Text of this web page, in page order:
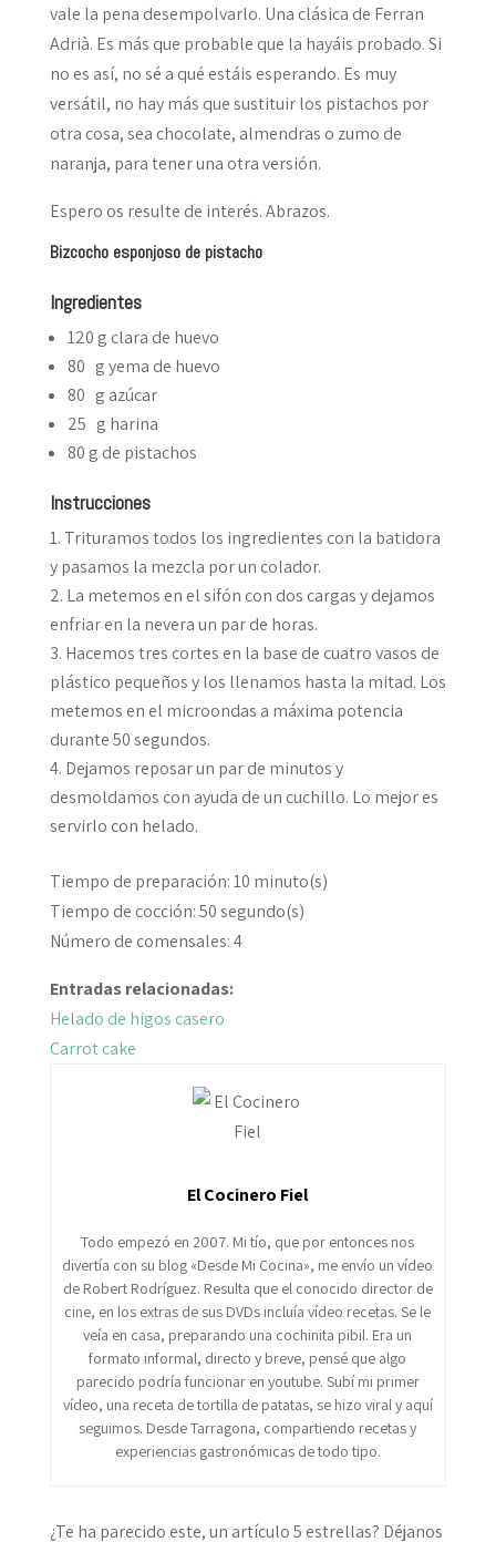
vale la pena desempolvarlo. Una clásica de Ferran
Adrià. Es más que probable que la hayáis probado. Si
no es así, no sé a qué estáis esperando. Es muy
versátil, no hay más que sustituir los pistachos por
otra cosa, sea chocolate, almendras o zumo de
naranja, para tener una otra versión.
Espero os resulte de interés. Abrazos.
Bizcocho esponjoso de pistacho
Ingredientes
120 g clara de huevo
80 g yema de huevo
80 g azúcar
25 g harina
80 g de pistachos
Instrucciones
Trituramos todos los ingredientes con la batidora
y pasamos la mezcla por un colador.
La metemos en el sifón con dos cargas y dejamos
enfriar en la nevera un par de horas.
Hacemos tres cortes en la base de cuatro vasos de
plástico pequeños y los llenamos hasta la mitad. Los
metemos en el microondas a máxima potencia
durante 50 segundos.
Dejamos reposar un par de minutos y
desmoldamos con ayuda de un cuchillo. Lo mejor es
servirlo con helado.
Tiempo de preparación:10 minuto(s)
Tiempo de cocción:50segundo(s)
Número de comensales:4
Entradas relacionadas:
Helado de higos casero
Carrot cake
El Cocinero Fiel
Todo empezó en 2007. Mi tío, que por entonces nos
divertía con su blog «Desde Mi Cocina», me envío un vídeo
de Robert Rodríguez. Resulta que el conocido director de
cine, en los extras de sus DVDs incluía vídeo recetas. Se le
veía en casa, preparando una cochinita pibil. Era un
formato informal, directo y breve, pensé que algo
parecido podría funcionar en youtube. Subí mi primer
vídeo, una receta de tortilla de patatas, se hizo viral y aquí
seguimos. Desde Tarragona, compartiendo recetas y
experiencias gastronómicas de todo tipo.
¿Te ha parecido este, un artículo 5 estrellas? Déjanos